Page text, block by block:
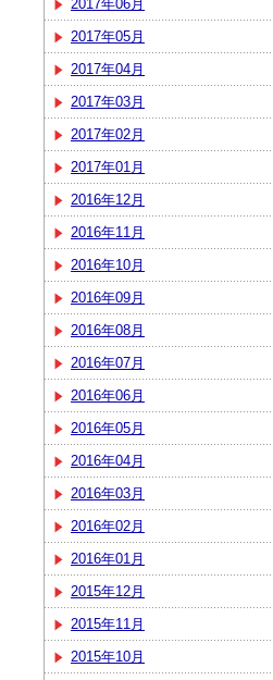
2017年06月
2017年05月
2017年04月
2017年03月
2017年02月
2017年01月
2016年12月
2016年11月
2016年10月
2016年09月
2016年08月
2016年07月
2016年06月
2016年05月
2016年04月
2016年03月
2016年02月
2016年01月
2015年12月
2015年11月
2015年10月